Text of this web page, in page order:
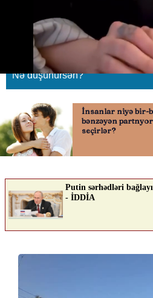
YENILIK.AZ
Nə düşünürsən?